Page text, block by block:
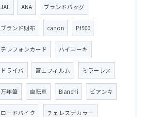
JAL ANA ブランドバッグ
ブランド財布 canon Pt900
テレフォンカード ハイコーキ
ドライバ 富士フィルム ミラーレス
万年筆 自転車 Bianchi ビアンキ
ロードバイク チェレステカラー